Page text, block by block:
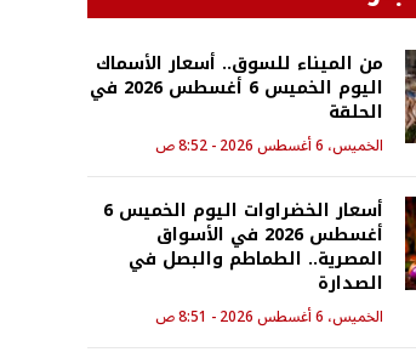
من الميناء للسوق.. أسعار الأسماك
اليوم الخميس 6 أغسطس 2026 في
الحلقة
الخميس، 6 أغسطس 2026 - 8:52 ص
أسعار الخضراوات اليوم الخميس 6
أغسطس 2026 في الأسواق
المصرية.. الطماطم والبصل في
الصدارة
الخميس، 6 أغسطس 2026 - 8:51 ص